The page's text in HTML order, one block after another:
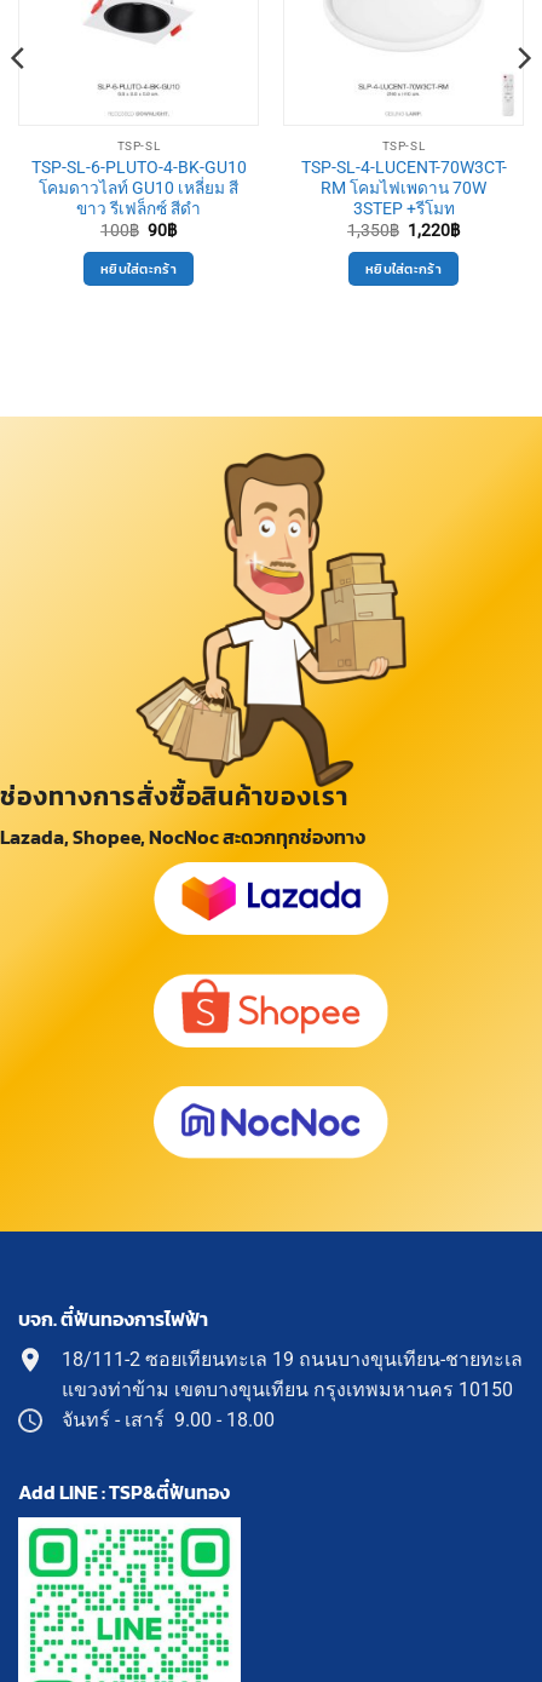
TSP-SL
TSP-SL-6-PLUTO-4-BK-GU10
โคมดาวไลท์ GU10 เหลี่ยม สี
ขาว รีเฟล็กซ์ สีดำ
100฿ Original
was:
100฿.
90฿Current
is:
90฿.
หยิบใส่ตะกร้า
TSP-SL
TSP-SL-4-LUCENT-70W3CT-
RM โคมไฟเพดาน 70W
3STEP +รีโมท
1,350฿ Original
price
was:
1,350฿.
1,220฿Current
หยิบใส่ตะกร้า
ช่องทางการสั่งซื้อสินค้าของเรา
Lazada, Shopee, NocNoc สะดวกทุกช่องทาง
บจก. ตี๋ฟันทองการไฟฟ้า
18/111-2 ซอยเทียนทะเล 19 ถนนบางขุนเทียน-ชายทะเล
แขวงท่าข้าม เขตบางขุนเทียน กรุงเทพมหานคร 10150
จันทร์ - เสาร์ 9.00 - 18.00
Add LINE : TSP&ตี๋ฟันทอง